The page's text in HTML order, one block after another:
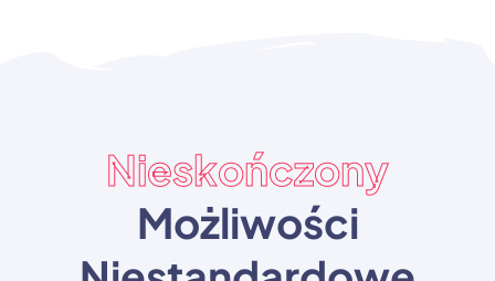
Nieskończony
Możliwości